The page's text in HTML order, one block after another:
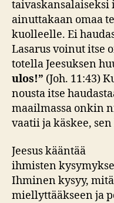
ainuttakaan omaa
kuolleelle. Ei
Lasarus voinut itse
totella Jeesuksen
ulos!” (Joh. 11:43)
nousta itse
maailmassa onkin
vaatii ja käskee,
Jeesus kääntää
ihmisten
Ihminen kysyy,
miellyttääkseen ja